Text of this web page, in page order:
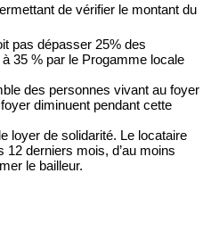
de vérifier le montant du
pas dépasser 25% des
35 % par le Progamme locale
des personnes vivant au foyer
diminuent pendant cette
loyer de solidarité. Le locataire
derniers mois, d’au moins
le bailleur.